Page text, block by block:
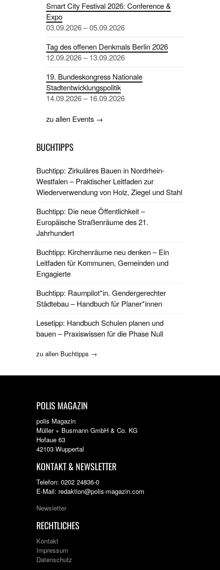
Smart City Festival 2026: Conference &
Expo
03.09.2026 – 05.09.2026
Tag des offenen Denkmals Berlin 2026
12.09.2026 – 13.09.2026
19. Bundeskongress Nationale
Stadtentwicklungspolitik
14.09.2026 – 16.09.2026
zu allen Events →
BUCHTIPPS
Buchtipp: Zirkuläres Bauen in Nordrhein-
Westfalen – Praktischer Leitfaden zur
Wiederverwendung von Holz, Ziegel und Stahl
Buchtipp: Die neue Öffentlichkeit –
Europäische Straßenräume des 21.
Jahrhundert
Buchtipp: Kirchenräume neu denken – Ein
Leitfaden für Kommunen, Gemeinden und
Engagierte
Buchtipp: Raumpilot*in. Gendergerechter
Städtebau – Handbuch für Planer*innen
Lesetipp: Handbuch Schulen planen und
bauen – Praxiswissen für die Phase Null
zu allen Buchtipps →
POLIS MAGAZIN
polis Magazin
Müller + Busmann GmbH & Co. KG
Hofaue 63
42103 Wuppertal
KONTAKT & NEWSLETTER
Telefon: 0202 24836-0
E-Mail: redaktion@polis-magazin.com
Newsletter
RECHTLICHES
Kontakt
Impressum
Datenschutz